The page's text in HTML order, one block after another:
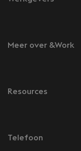
Meer over &Work
Resources
Telefoon